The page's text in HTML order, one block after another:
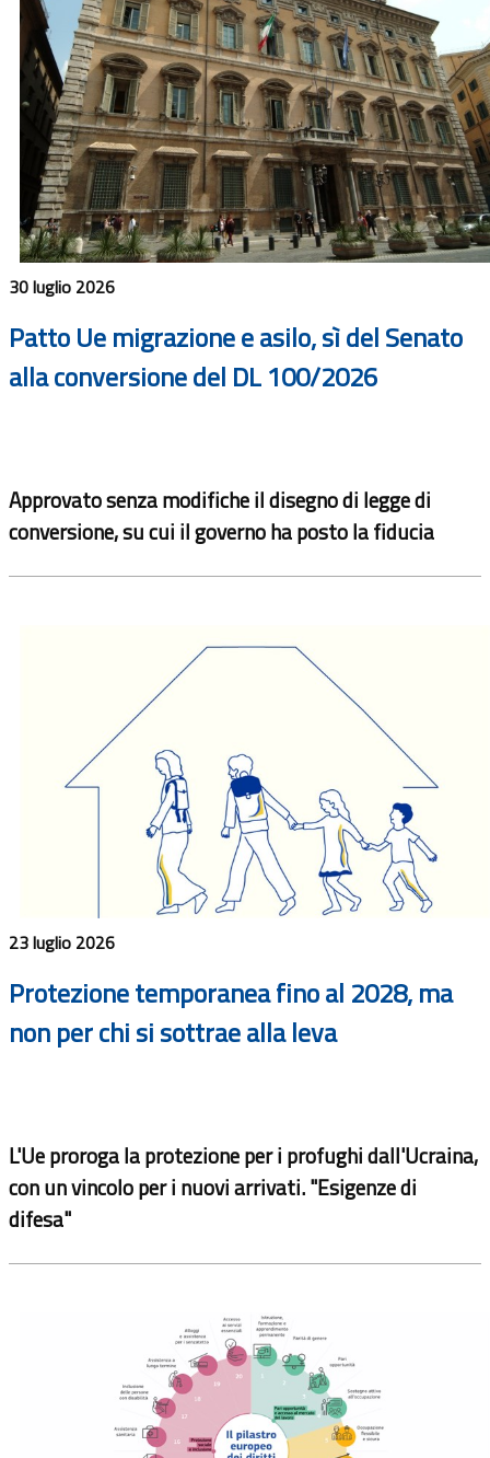
30 luglio 2026
Patto Ue migrazione e asilo, sì del Senato
alla conversione del DL 100/2026
Approvato senza modifiche il disegno di legge di
conversione, su cui il governo ha posto la fiducia
23 luglio 2026
Protezione temporanea fino al 2028, ma
non per chi si sottrae alla leva
L'Ue proroga la protezione per i profughi dall'Ucraina,
con un vincolo per i nuovi arrivati. "Esigenze di
difesa"